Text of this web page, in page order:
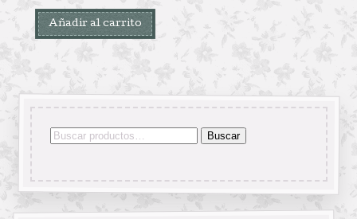
Añadir al carrito
Buscar
Buscar